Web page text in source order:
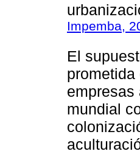
Impemba,
El
empresas
mundial